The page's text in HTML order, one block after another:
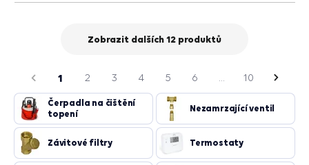
do
Zobrazit dalších 12 produktů
1 2 3 4 5 6 10
Čerpadla na čištění
topení
Nezamrzající ventil
Závitové filtry Termostaty